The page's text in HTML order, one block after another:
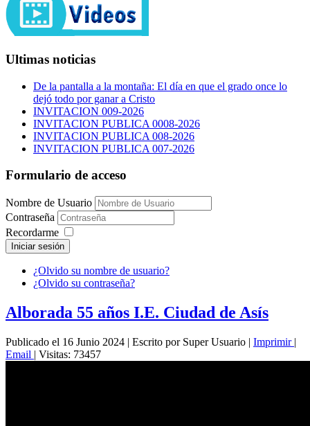
Ultimas noticias
De la pantalla a la montaña: El día en que el grado once lo
dejó todo por ganar a Cristo
INVITACION 009-2026
INVITACION PUBLICA 0008-2026
INVITACION PUBLICA 008-2026
INVITACION PUBLICA 007-2026
Formulario de acceso
Nombre de Usuario
Contraseña
Recordarme
Iniciar sesión
¿Olvido su nombre de usuario?
¿Olvido su contraseña?
Alborada 55 años I.E. Ciudad de Asís
Publicado el 16 Junio 2024 | Escrito por Super Usuario | Imprimir |
Email | Visitas: 73457